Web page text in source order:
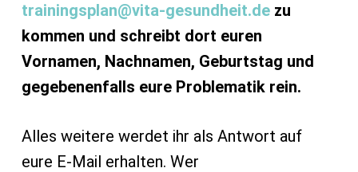
trainingsplan@vita-gesundheit.de zu
kommen und schreibt dort euren
Vornamen, Nachnamen, Geburtstag und
gegebenenfalls eure Problematik rein.
Alles weitere werdet ihr als Antwort auf
eure E-Mail erhalten. Wer